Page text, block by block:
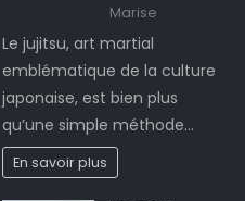
Marise
Le jujitsu, art martial
emblématique de la culture
japonaise, est bien plus
qu’une simple méthode…
En savoir plus